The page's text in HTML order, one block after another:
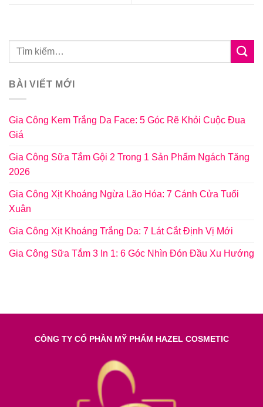
BÀI VIẾT MỚI
Gia Công Kem Trắng Da Face: 5 Góc Rẽ Khỏi Cuộc Đua
Giá
Gia Công Sữa Tắm Gội 2 Trong 1 Sản Phẩm Ngách Tăng
2026
Gia Công Xịt Khoáng Ngừa Lão Hóa: 7 Cánh Cửa Tuổi
Xuân
Gia Công Xịt Khoáng Trắng Da: 7 Lát Cắt Định Vị Mới
Gia Công Sữa Tắm 3 In 1: 6 Góc Nhìn Đón Đầu Xu Hướng
CÔNG TY CỔ PHẦN MỸ PHẨM HAZEL COSMETIC